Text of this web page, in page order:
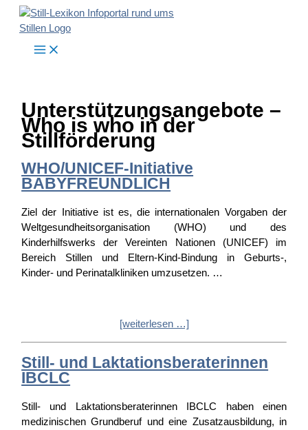
Zum
Inhalt
Unterstützungsangebote –
Who is who in der
Stillförderung
WHO/UNICEF-Initiative
BABYFREUNDLICH
Ziel der Initiative ist es, die internationalen Vorgaben der
Weltgesundheitsorganisation (WHO) und des
Kinderhilfswerks der Vereinten Nationen (UNICEF) im
Bereich Stillen und Eltern-Kind-Bindung in Geburts-,
Kinder- und Perinatalkliniken umzusetzen. …
[weiterlesen …]
Still- und Laktationsberaterinnen
IBCLC
Still- und Laktationsberaterinnen IBCLC haben einen
medizinischen Grundberuf und eine Zusatzausbildung, in